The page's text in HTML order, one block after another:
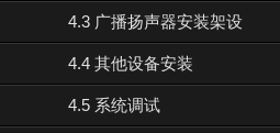
4.3 广播扬声器安装架设
4.4 其他设备安装
4.5 系统调试